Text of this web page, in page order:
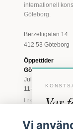
internationell
Göteborg.
Berzeliigatan 14
412 53 Göteborg
Öppettider
Göteborg
Juli: Tis 11-18 · Lör
11-16
Fr.o.m. augusti:
Var
Vi